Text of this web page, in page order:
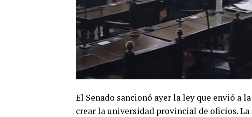
El Senado sancionó ayer la ley que envió a
crear la universidad provincial de oficios.